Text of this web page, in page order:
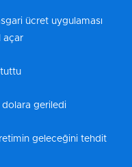
ücret uygulaması
açar
geriledi
geleceğini tehdit